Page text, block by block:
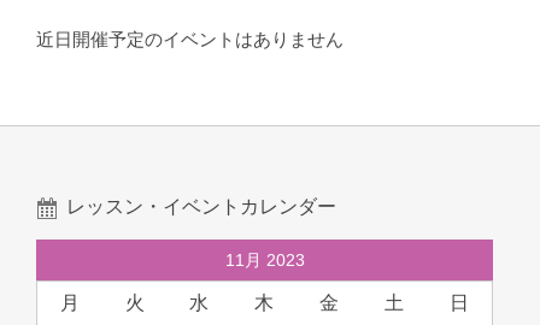
近日開催予定のイベントはありません
レッスン・イベントカレンダー
11月 2023
月 火 水 木 金 土 日